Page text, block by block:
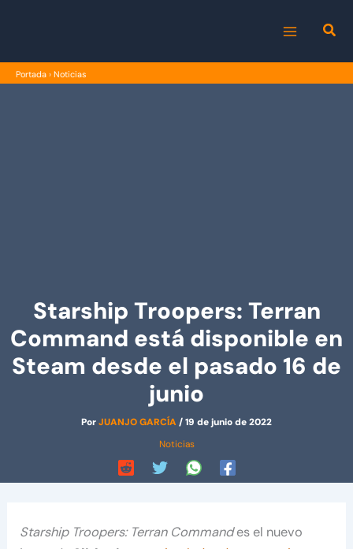
MENU
Portada › Noticias
Starship Troopers: Terran
Command está disponible en
Steam desde el pasado 16 de
junio
PorJUANJO GARCÍA/19 de junio de 2022
Noticias
Starship Troopers: Terran Commandes el nuevo